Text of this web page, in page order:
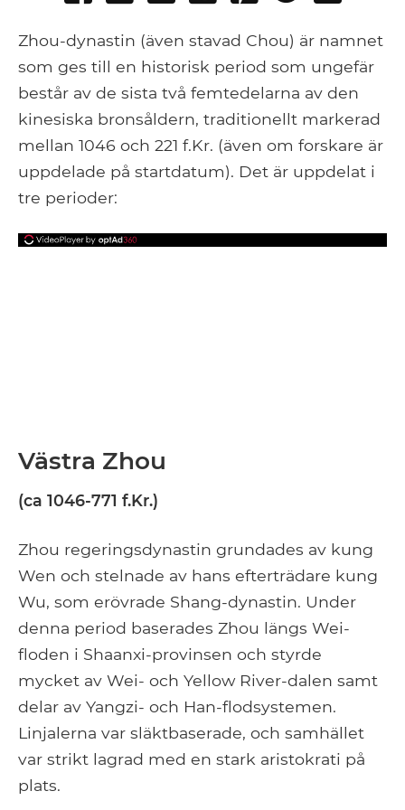
Facebook Google+Tumblr
Pocket
Zhou-dynastin (även stavad Chou) är namnet
som ges till en historisk period som ungefär
består av de sista två femtedelarna av den
kinesiska bronsåldern, traditionellt markerad
mellan 1046 och 221 f.Kr. (även om forskare är
uppdelade på startdatum). Det är uppdelat i
tre perioder:
Västra Zhou
(ca 1046-771 f.Kr.)
Zhou regeringsdynastin grundades av kung
Wen och stelnade av hans efterträdare kung
Wu, som erövrade Shang-dynastin. Under
denna period baserades Zhou längs Wei-
floden i Shaanxi-provinsen och styrde
mycket av Wei- och Yellow River-dalen samt
delar av Yangzi- och Han-flodsystemen.
Linjalerna var släktbaserade, och samhället
var strikt lagrad med en stark aristokrati på
plats.